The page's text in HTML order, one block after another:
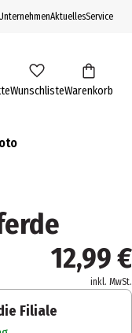
AktuellesService
WunschlisteWarenkorb
12,99 €
inkl. MwSt.
Filiale